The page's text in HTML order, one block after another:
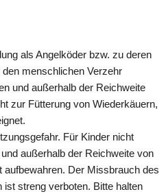
als Angelköder bzw. zu deren
menschlichen Verzehr
und außerhalb der Reichweite
zur Fütterung von Wiederkäuern,
Für Kinder nicht
außerhalb der Reichweite von
aufbewahren. Der Missbrauch des
ist streng verboten. Bitte halten